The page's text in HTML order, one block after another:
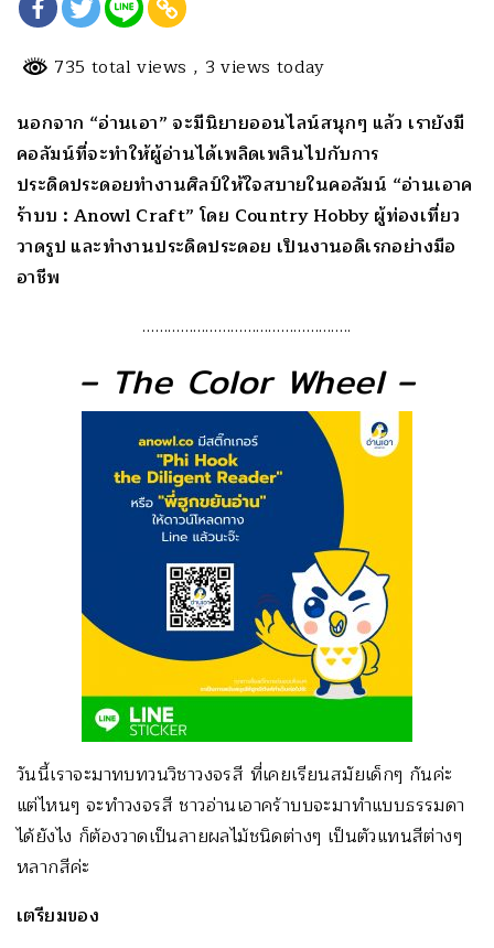
735 total views , 3 views today
นอกจาก “อ่านเอา” จะมีนิยายออนไลน์สนุกๆ แล้ว เรายังมี
คอลัมน์ที่จะทำให้ผู้อ่านได้เพลิดเพลินไปกับการ
ประดิดประดอยทำงานศิลป์ให้ใจสบายในคอลัมน์ “อ่านเอาค
ร้าบบ : Anowl Craft” โดย Country Hobby ผู้ท่องเที่ยว
วาดรูป และทำงานประดิดประดอย เป็นงานอดิเรกอย่างมือ
อาชีพ
…………………………………………..
– The Color Wheel –
วันนี้เราจะมาทบทวนวิชาวงจรสี ที่เคยเรียนสมัยเด็กๆ กันค่ะ
แต่ไหนๆ จะทำวงจรสี ชาวอ่านเอาคร้าบบจะมาทำแบบธรรมดา
ได้ยังไง ก็ต้องวาดเป็นลายผลไม้ชนิดต่างๆ เป็นตัวแทนสีต่างๆ
หลากสีค่ะ
เตรียมของ